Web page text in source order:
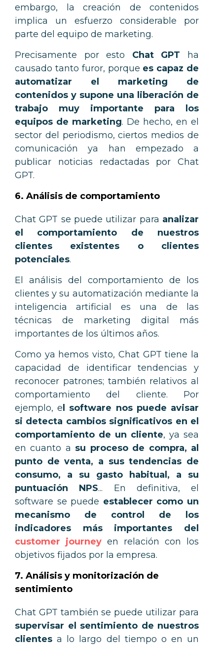
embargo, la creación de contenidos
implica un esfuerzo considerable por
parte del equipo de marketing.
Precisamente por esto Chat GPT ha
causado tanto furor, porque es capaz de
automatizar el marketing de
contenidos y supone una liberación de
trabajo muy importante para los
equipos de marketing. De hecho, en el
sector del periodismo, ciertos medios de
comunicación ya han empezado a
publicar noticias redactadas por Chat
GPT.
6. Análisis de comportamiento
Chat GPT se puede utilizar para analizar
el comportamiento de nuestros
clientes existentes o clientes
potenciales.
El análisis del comportamiento de los
clientes y su automatización mediante la
inteligencia artificial es una de las
técnicas de marketing digital más
importantes de los últimos años.
Como ya hemos visto, Chat GPT tiene la
capacidad de identificar tendencias y
reconocer patrones; también relativos al
comportamiento del cliente. Por
ejemplo, e l software nos puede avisar
si detecta cambios significativos en el
comportamiento de un cliente, ya sea
en cuanto a su proceso de compra, al
punto de venta, a sus tendencias de
consumo, a su gasto habitual, a su
puntuación NPS... En definitiva, el
software se puede establecer como un
mecanismo de control de los
indicadores más importantes del
customer journey en relación con los
objetivos fijados por la empresa.
7. Análisis y monitorización de
sentimiento
Chat GPT también se puede utilizar para
supervisar el sentimiento de nuestros
clientesa lo largo del tiempo o en un